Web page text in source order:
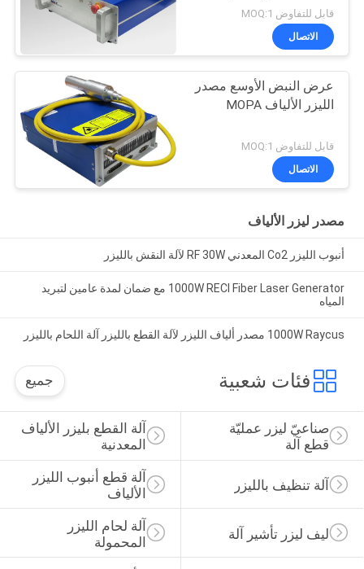
قابل للتفاوض MOQ:1
الاتصال
عرض النبض الأوسع مصدر
الليزر الألياف MOPA
قابل للتفاوض MOQ:1
الاتصال
مصدر ليزر الألياف
أنبوب الليزر Co2 المعدني RF 30W لآلة النقش بالليزر
1000W RECI Fiber Laser Generator مع ضمان لمدة عامين لتبريد
المياه
1000W Raycus مصدر ألياف الليزر لآلة القطع بالليزر آلة اللحام بالليزر
فئات شعبية جميع
آلة القطع بليزر الألياف
المعدنية
صناعيّ ليزر عمليّة
قطع آلة
آلة قطع أنبوب الليزر
الألياف
آلة تنظيف بالليزر
آلة لحام الليزر
المحمولة
ليف ليزر تأشير آلة